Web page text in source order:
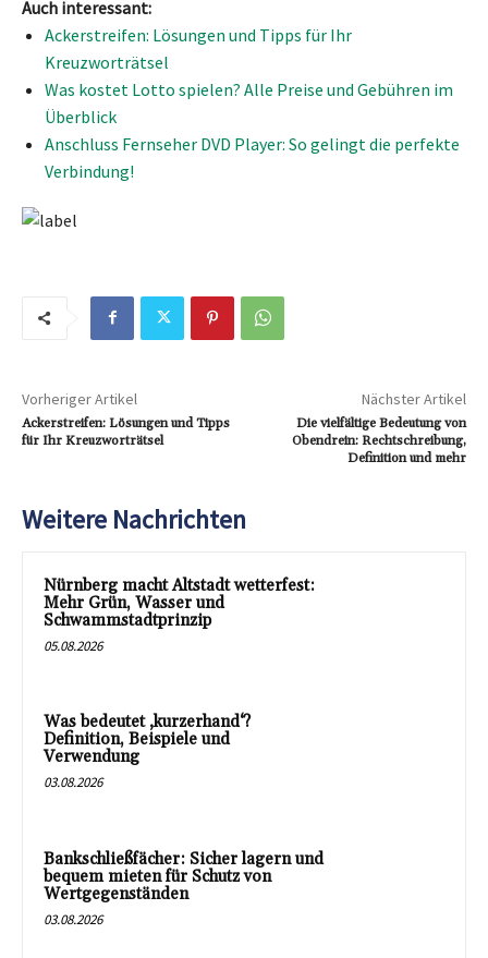
Auch interessant:
Ackerstreifen: Lösungen und Tipps für Ihr
Kreuzworträtsel
Was kostet Lotto spielen? Alle Preise und Gebühren im
Überblick
Anschluss Fernseher DVD Player: So gelingt die perfekte
Verbindung!
Vorheriger Artikel
Ackerstreifen: Lösungen und Tipps
für Ihr Kreuzworträtsel
Nächster Artikel
Die vielfältige Bedeutung von
Obendrein: Rechtschreibung,
Definition und mehr
Weitere Nachrichten
Nürnberg macht Altstadt wetterfest:
Mehr Grün, Wasser und
Schwammstadtprinzip
05.08.2026
Was bedeutet ‚kurzerhand‘?
Definition, Beispiele und
Verwendung
03.08.2026
Bankschließfächer: Sicher lagern und
bequem mieten für Schutz von
Wertgegenständen
03.08.2026